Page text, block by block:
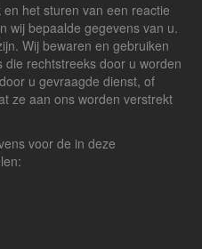
het sturen van een reactie
wij bepaalde gegevens van u.
Wij bewaren en gebruiken
rechtstreeks door u worden
u gevraagde dienst, of
ze aan ons worden verstrekt
voor de in deze